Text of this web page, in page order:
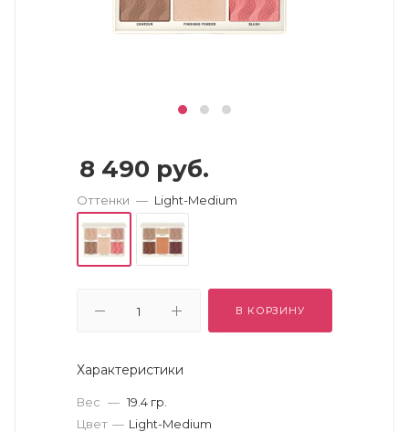
8 490 руб.
Оттенки — Light-Medium
В КОРЗИНУ
Характеристики
Вес — 19.4 гр.
Цвет — Light-Medium